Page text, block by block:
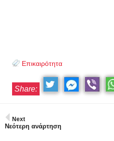
Επικαιρότητα
Share:
Next
Νεότερη ανάρτηση